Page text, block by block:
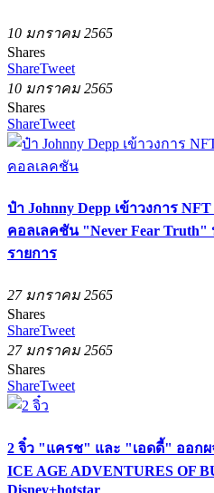
10 มกราคม 2565
Shares
ShareTweet
10 มกราคม 2565
Shares
ShareTweet
ป๋า Johnny Depp เข้าวงการ
คอลเลคชัน "Never Fear Truth"
รายการ
27 มกราคม 2565
Shares
ShareTweet
27 มกราคม 2565
Shares
ShareTweet
2 จิ๋ว "แครช" และ "เอดดี้" ออก
ICE AGE ADVENTURES OF
Disney+hotstar